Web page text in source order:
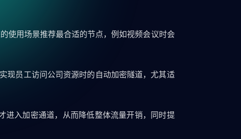
使用场景推荐最合适的节点，例如视频会议时会
现员工访问公司资源时的自动加密隧道，尤其适
进入加密通道，从而降低整体流量开销，同时提